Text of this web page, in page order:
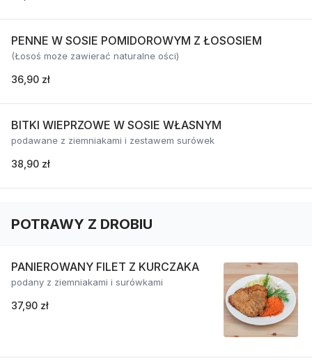
PENNE W SOSIE POMIDOROWYM Z ŁOSOSIEM
(Łosoś może zawierać naturalne ości)
36,90 zł
BITKI WIEPRZOWE W SOSIE WŁASNYM
podawane z ziemniakami i zestawem surówek
38,90 zł
POTRAWY Z DROBIU
PANIEROWANY FILET Z KURCZAKA
podany z ziemniakami i surówkami
37,90 zł